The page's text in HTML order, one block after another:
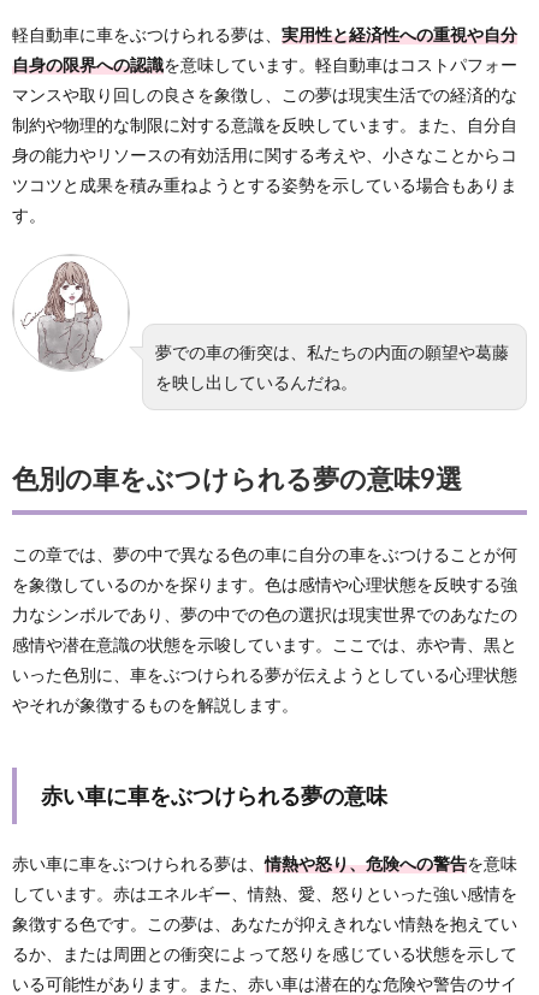
軽自動車に車をぶつけられる夢は、 実用性と経済性への重視や自分
自身の限界への認識を意味しています。軽自動車はコストパフォー
マンスや取り回しの良さを象徴し、この夢は現実生活での経済的な
制約や物理的な制限に対する意識を反映しています。また、自分自
身の能力やリソースの有効活用に関する考えや、小さなことからコ
ツコツと成果を積み重ねようとする姿勢を示している場合もありま
す。
夢での車の衝突は、私たちの内面の願望や葛藤
を映し出しているんだね。
色別の車をぶつけられる夢の意味9選
この章では、夢の中で異なる色の車に自分の車をぶつけることが何
を象徴しているのかを探ります。色は感情や心理状態を反映する強
力なシンボルであり、夢の中での色の選択は現実世界でのあなたの
感情や潜在意識の状態を示唆しています。ここでは、赤や青、黒と
いった色別に、車をぶつけられる夢が伝えようとしている心理状態
やそれが象徴するものを解説します。
赤い車に車をぶつけられる夢の意味
赤い車に車をぶつけられる夢は、情熱や怒り、危険への警告を意味
しています。赤はエネルギー、情熱、愛、怒りといった強い感情を
象徴する色です。この夢は、あなたが抑えきれない情熱を抱えてい
るか、または周囲との衝突によって怒りを感じている状態を示して
いる可能性があります。また、赤い車は潜在的な危険や警告のサイ